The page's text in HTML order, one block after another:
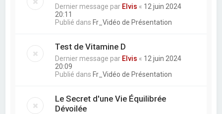
Dernier message par Elvis « 12 juin 2024
20:11
Publié dansFr_Vidéo de Présentation
Test de Vitamine D
Dernier message par Elvis « 12 juin 2024
20:09
Publié dansFr_Vidéo de Présentation
Le Secret d'une Vie Équilibrée
Dévoilée